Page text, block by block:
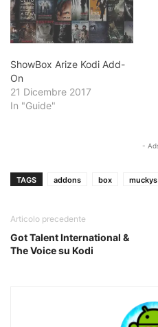
ShowBox Arize Kodi Add-
On
21 Dicembre 2017
In "Guide"
-
TAGS addons box muckys
Articolo precedente
Got Talent International &
The Voice su Kodi